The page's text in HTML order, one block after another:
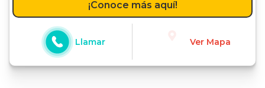
¡Conoce más aquí!
Llamar Ver Mapa